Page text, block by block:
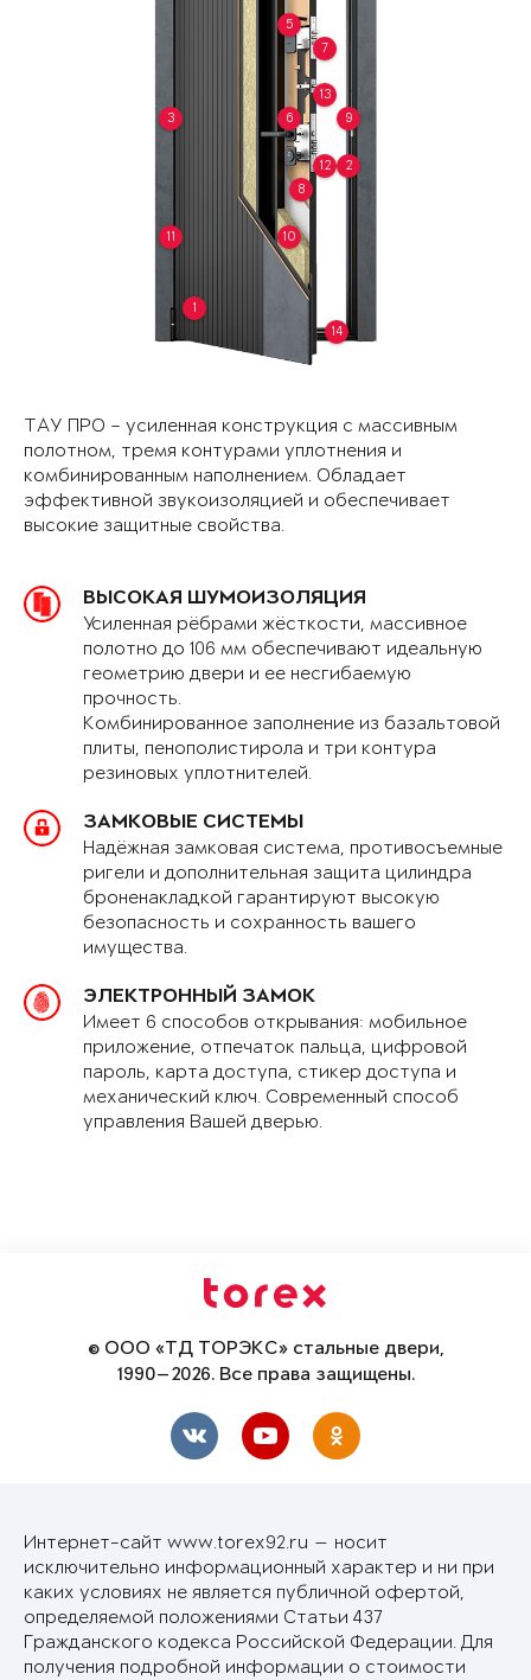
1
2
3
5
6
7
8
9
10
11
12
13
14
ТАУ ПРО – усиленная конструкция с массивным
полотном, тремя контурами уплотнения и
комбинированным наполнением. Обладает
эффективной звукоизоляцией и обеспечивает
высокие защитные свойства.
ВЫСОКАЯ ШУМОИЗОЛЯЦИЯ
Усиленная рёбрами жёсткости, массивное
полотно до 106 мм обеспечивают идеальную
геометрию двери и ее несгибаемую
прочность.
Комбинированное заполнение из базальтовой
плиты, пенополистирола и три контура
резиновых уплотнителей.
ЗАМКОВЫЕ СИСТЕМЫ
Надёжная замковая система, противосъемные
ригели и дополнительная защита цилиндра
броненакладкой гарантируют высокую
безопасность и сохранность вашего
имущества.
ЭЛЕКТРОННЫЙ ЗАМОК
Имеет 6 способов открывания: мобильное
приложение, отпечаток пальца, цифровой
пароль, карта доступа, стикер доступа и
механический ключ. Современный способ
управления Вашей дверью.
© ООО «ТД ТОРЭКС» стальные двери,
1990—2026. Все права защищены.
Интернет-сайт www.torex92.ru — носит
исключительно информационный характер и ни при
каких условиях не является публичной офертой,
определяемой положениями Статьи 437
Гражданского кодекса Российской Федерации. Для
получения подробной информации о стоимости